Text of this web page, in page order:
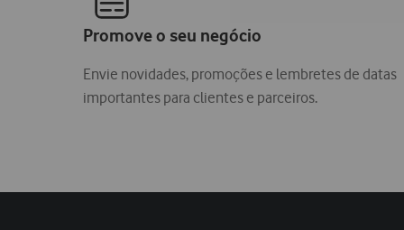
Promove o seu negócio
Envie novidades, promoções e lembretes de datas
importantes para clientes e parceiros.